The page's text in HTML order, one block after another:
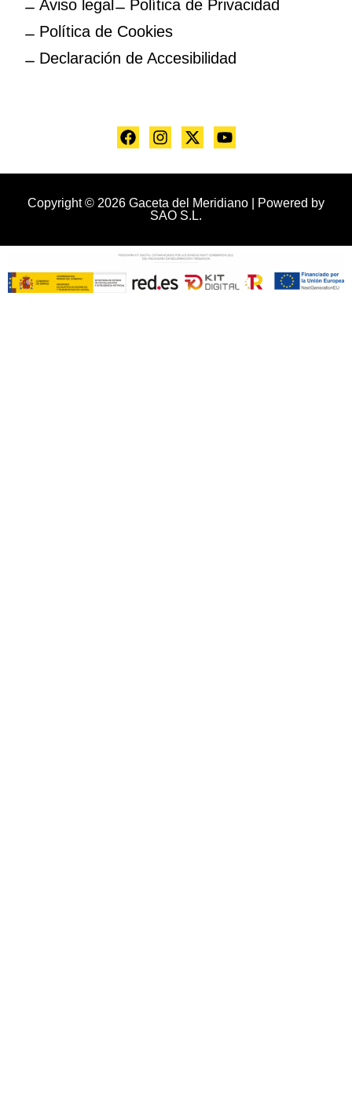
Aviso legal
Política de Privacidad
Política de Cookies
Declaración de Accesibilidad
Copyright © 2026 Gaceta del Meridiano | Powered by
SAO S.L.